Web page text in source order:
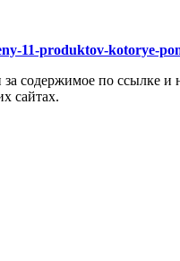
11-produktov-kotorye-
за содержимое по
сайтах.